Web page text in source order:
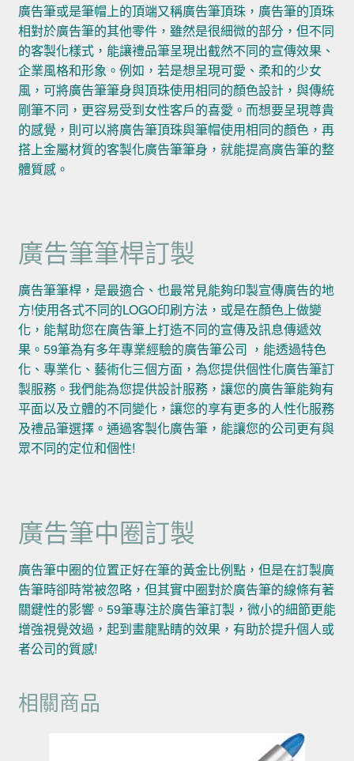
廣告筆或是筆帽上的頂端又稱廣告筆頂珠，廣告筆的頂珠
相對於廣告筆的其他零件，雖然是很細微的部分，但不同
的客製化樣式，能讓禮品筆呈現出截然不同的宣傳效果、
企業風格和形象。例如，若是想呈現可愛、柔和的少女
風，可將廣告筆筆身與頂珠使用相同的顏色設計，與傳統
剛筆不同，更容易受到女性客戶的喜愛。而想要呈現尊貴
的感覺，則可以將廣告筆頂珠與筆帽使用相同的顏色，再
搭上金屬材質的客製化廣告筆筆身，就能提高廣告筆的整
體質感。
廣告筆筆桿訂製
廣告筆筆桿，是最適合、也最常見能夠印製宣傳廣告的地
方!使用各式不同的LOGO印刷方法，或是在顏色上做變
化，能幫助您在廣告筆上打造不同的宣傳及訊息傳遞效
果。59筆為有多年專業經驗的廣告筆公司 ，能透過特色
化、專業化、藝術化三個方面，為您提供個性化廣告筆訂
製服務。我們能為您提供設計服務，讓您的廣告筆能夠有
平面以及立體的不同變化，讓您的享有更多的人性化服務
及禮品筆選擇。通過客製化廣告筆，能讓您的公司更有與
眾不同的定位和個性!
廣告筆中圈訂製
廣告筆中圈的位置正好在筆的黃金比例點，但是在訂製廣
告筆時卻時常被忽略，但其實中圈對於廣告筆的線條有著
關鍵性的影響。59筆專注於廣告筆訂製，微小的細節更能
增強視覺效過，起到畫龍點睛的效果，有助於提升個人或
者公司的質感!
相關商品